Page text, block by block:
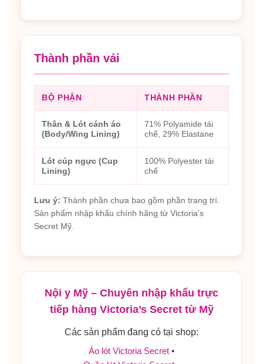
Thành phần vải
BỘ PHẬN THÀNH PHẦN
Thân & Lót cánh áo
(Body/Wing Lining)
71% Polyamide tái
chế, 29% Elastane
Lót cúp ngực (Cup
Lining)
100% Polyester tái
chế
Lưu ý: Thành phần chưa bao gồm phần trang trí.
Sản phẩm nhập khẩu chính hãng từ Victoria’s
Secret Mỹ.
Nội y Mỹ – Chuyên nhập khẩu trực
tiếp hàng Victoria’s Secret từ Mỹ
Các sản phẩm đang có tại shop:
Áo lót Victoria Secret •